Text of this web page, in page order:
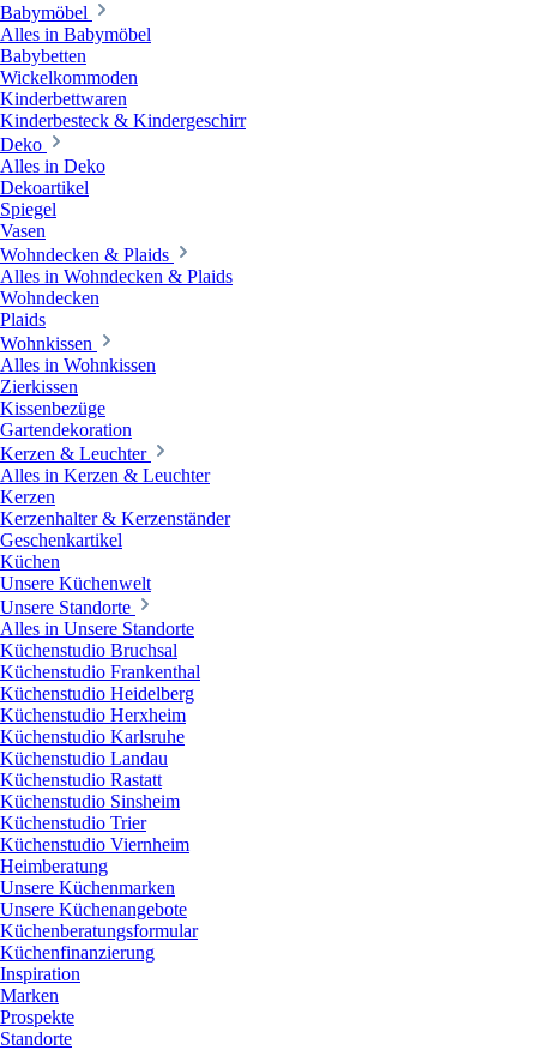
Babymöbel
Alles in Babymöbel
Babybetten
Wickelkommoden
Kinderbettwaren
Kinderbesteck & Kindergeschirr
Deko
Alles in Deko
Dekoartikel
Spiegel
Vasen
Wohndecken & Plaids
Alles in Wohndecken & Plaids
Wohndecken
Plaids
Wohnkissen
Alles in Wohnkissen
Zierkissen
Kissenbezüge
Gartendekoration
Kerzen & Leuchter
Alles in Kerzen & Leuchter
Kerzen
Kerzenhalter & Kerzenständer
Geschenkartikel
Küchen
Unsere Küchenwelt
Unsere Standorte
Alles in Unsere Standorte
Küchenstudio Bruchsal
Küchenstudio Frankenthal
Küchenstudio Heidelberg
Küchenstudio Herxheim
Küchenstudio Karlsruhe
Küchenstudio Landau
Küchenstudio Rastatt
Küchenstudio Sinsheim
Küchenstudio Trier
Küchenstudio Viernheim
Heimberatung
Unsere Küchenmarken
Unsere Küchenangebote
Küchenberatungsformular
Küchenfinanzierung
Inspiration
Marken
Prospekte
Standorte